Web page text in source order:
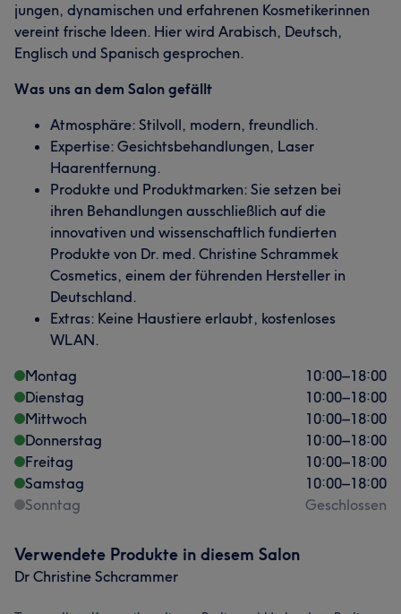
jungen, dynamischen und erfahrenen Kosmetikerinnen
vereint frische Ideen. Hier wird Arabisch, Deutsch,
Englisch und Spanisch gesprochen.
Was uns an dem Salon gefällt
Atmosphäre: Stilvoll, modern, freundlich.
Expertise: Gesichtsbehandlungen, Laser
Haarentfernung.
Produkte und Produktmarken: Sie setzen bei
ihren Behandlungen ausschließlich auf die
innovativen und wissenschaftlich fundierten
Produkte von Dr. med. Christine Schrammek
Cosmetics, einem der führenden Hersteller in
Deutschland.
Extras: Keine Haustiere erlaubt, kostenloses
WLAN.
Montag
10:00–18:00
Dienstag
10:00–18:00
Mittwoch
10:00–18:00
Donnerstag
10:00–18:00
Freitag
10:00–18:00
Samstag
10:00–18:00
Sonntag
Geschlossen
Verwendete Produkte in diesem Salon
Dr Christine Schcrammer